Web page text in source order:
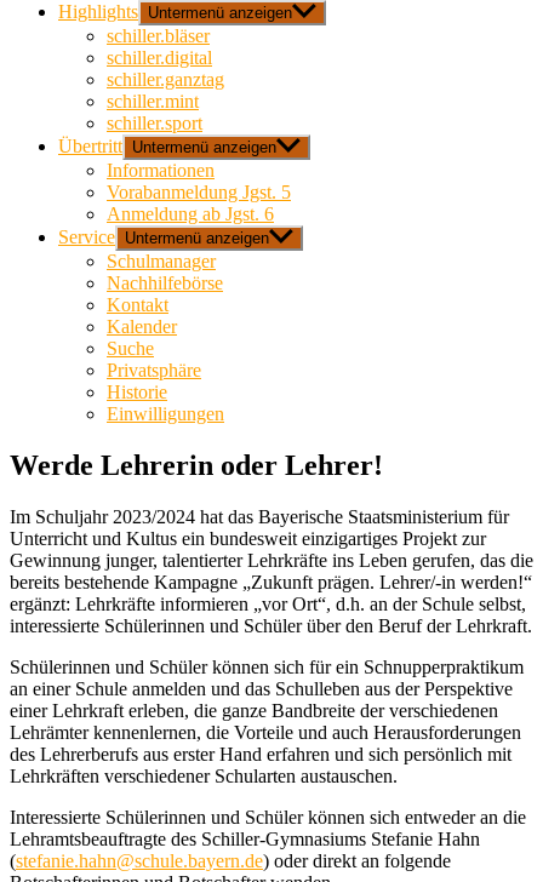
Highlights Untermenü anzeigen
schiller.bläser
schiller.digital
schiller.ganztag
schiller.mint
schiller.sport
Übertritt Untermenü anzeigen
Informationen
Vorabanmeldung Jgst. 5
Anmeldung ab Jgst. 6
Service Untermenü anzeigen
Schulmanager
Nachhilfebörse
Kontakt
Kalender
Suche
Privatsphäre
Historie
Einwilligungen
Werde Lehrerin oder Lehrer!
Im Schuljahr 2023/2024 hat das Bayerische Staatsministerium für
Unterricht und Kultus ein bundesweit einzigartiges Projekt zur
Gewinnung junger, talentierter Lehrkräfte ins Leben gerufen, das die
bereits bestehende Kampagne „Zukunft prägen. Lehrer/-in werden!“
ergänzt: Lehrkräfte informieren „vor Ort“, d.h. an der Schule selbst,
interessierte Schülerinnen und Schüler über den Beruf der Lehrkraft.
Schülerinnen und Schüler können sich für ein Schnupperpraktikum
an einer Schule anmelden und das Schulleben aus der Perspektive
einer Lehrkraft erleben, die ganze Bandbreite der verschiedenen
Lehrämter kennenlernen, die Vorteile und auch Herausforderungen
des Lehrerberufs aus erster Hand erfahren und sich persönlich mit
Lehrkräften verschiedener Schularten austauschen.
Interessierte Schülerinnen und Schüler können sich entweder an die
Lehramtsbeauftragte des Schiller-Gymnasiums Stefanie Hahn
(stefanie.hahn@schule.bayern.de) oder direkt an folgende